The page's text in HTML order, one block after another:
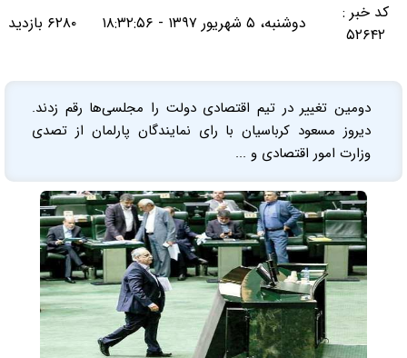
کد خبر :
۵۲۶۴۲
دوشنبه، ۵ شهریور ۱۳۹۷ - ۱۸:۳۲:۵۶ ۶۲۸۰ بازدید
دومین تغییر در تیم اقتصادی دولت را مجلسی‌ها رقم زدند.
دیروز مسعود کرباسیان با رای نمایندگان پارلمان از تصدی
وزارت امور اقتصادی و ...